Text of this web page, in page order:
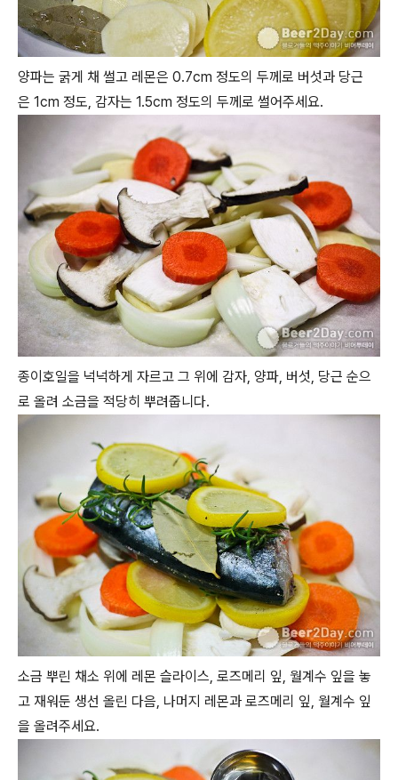
양파는 굵게 채 썰고 레몬은 0.7cm 정도의 두께로 버섯과 당근
은 1cm 정도, 감자는 1.5cm 정도의 두께로 썰어주세요.
종이호일을 넉넉하게 자르고 그 위에 감자, 양파, 버섯, 당근 순으
로 올려 소금을 적당히 뿌려줍니다.
소금 뿌린 채소 위에 레몬 슬라이스, 로즈메리 잎, 월계수 잎을 놓
고 재워둔 생선 올린 다음, 나머지 레몬과 로즈메리 잎, 월계수 잎
을 올려주세요.